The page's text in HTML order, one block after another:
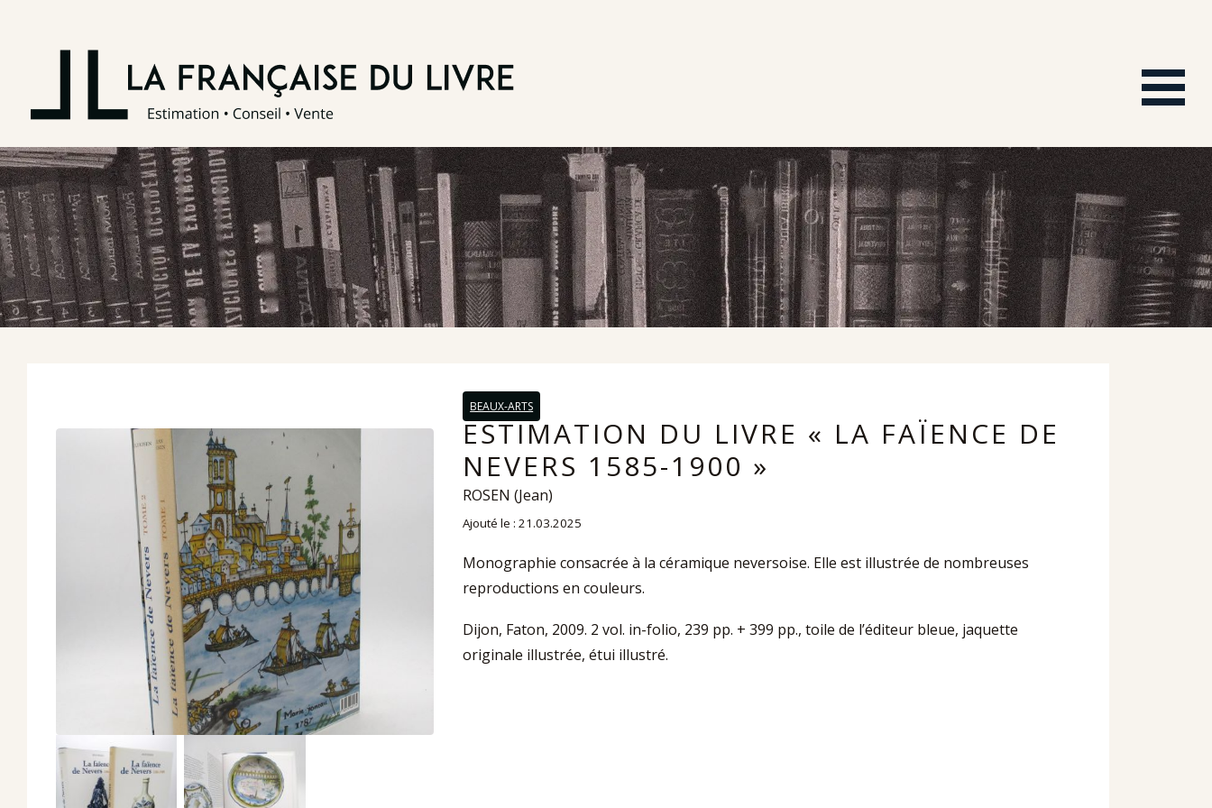
BEAUX-ARTS
ESTIMATION DU LIVRE « LA FAÏENCE DE
NEVERS 1585-1900 »
ROSEN (Jean)
Ajouté le : 21.03.2025
Monographie consacrée à la céramique neversoise. Elle est illustrée de nombreuses
reproductions en couleurs.
Dijon, Faton, 2009. 2 vol. in-folio, 239 pp. + 399 pp., toile de l’éditeur bleue, jaquette
originale illustrée, étui illustré.